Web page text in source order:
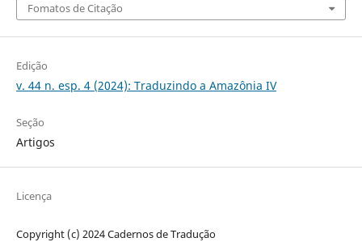
Fomatos de Citação
Edição
v. 44 n. esp. 4 (2024): Traduzindo a Amazônia IV
Seção
Artigos
Licença
Copyright (c) 2024 Cadernos de Tradução